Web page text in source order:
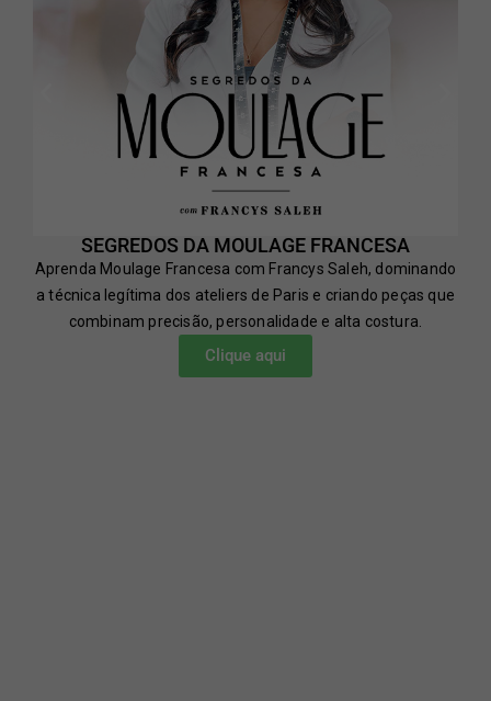
SEGREDOS DA MOULAGE FRANCESA
Aprenda Moulage Francesa com Francys Saleh, dominando
a técnica legítima dos ateliers de Paris e criando peças que
combinam precisão, personalidade e alta costura.
Clique aqui